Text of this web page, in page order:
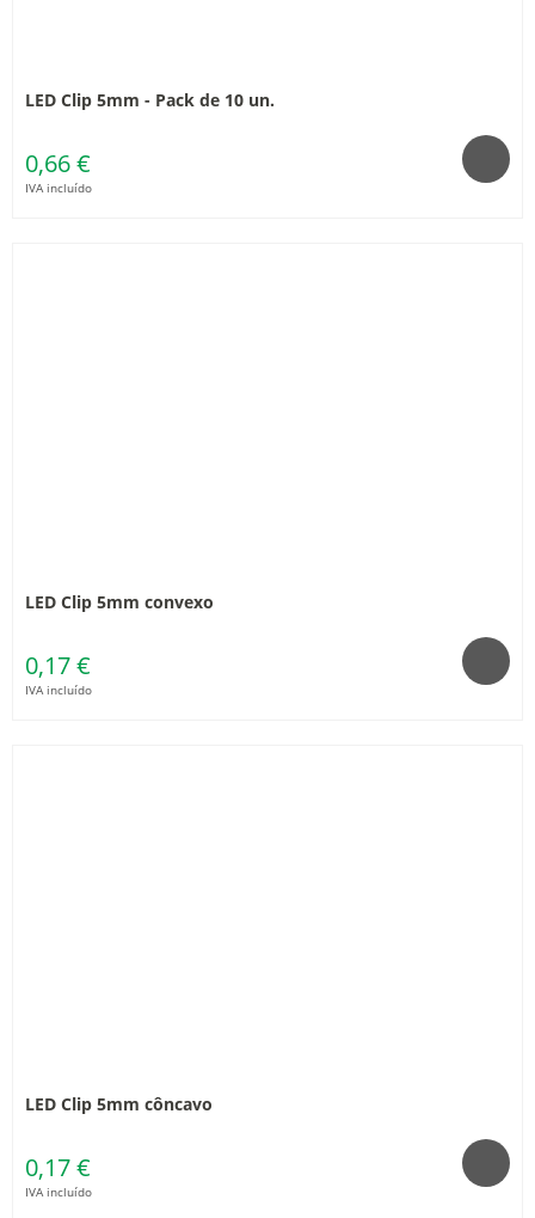
LED Clip 5mm - Pack de 10 un.
0,66 €
IVA incluído
LED Clip 5mm convexo
0,17 €
IVA incluído
LED Clip 5mm côncavo
0,17 €
IVA incluído